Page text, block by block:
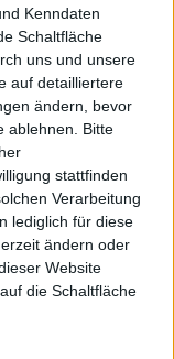
Kenndaten
Schaltfläche
uns und unsere
auf detailliertere
ändern, bevor
ablehnen.
Bitte
stattfinden
Verarbeitung
lediglich für diese
ändern oder
Website
die Schaltfläche